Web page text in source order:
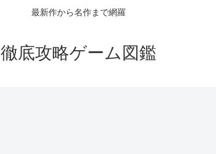
最新作から名作まで網羅
徹底攻略ゲーム図鑑